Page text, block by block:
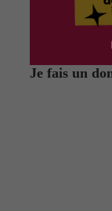
Je fais un